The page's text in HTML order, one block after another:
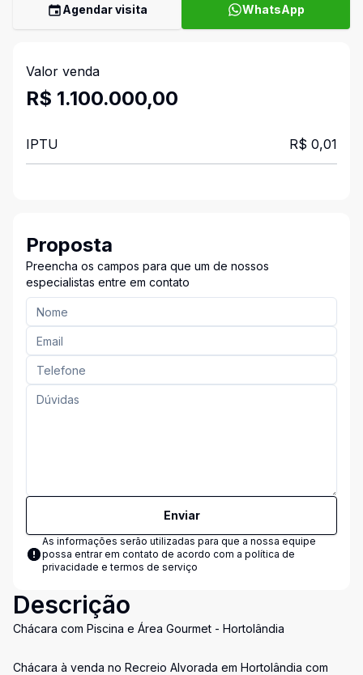
Agendar visita WhatsApp
Valor venda
R$ 1.100.000,00
IPTU R$ 0,01
Proposta
Preencha os campos para que um de nossos
especialistas entre em contato
Enviar
As informações serão utilizadas para que a nossa equipe
possa entrar em contato de acordo com a política de
privacidade e termos de serviço
Descrição
Chácara com Piscina e Área Gourmet - Hortolândia
Chácara à venda no Recreio Alvorada em Hortolândia com